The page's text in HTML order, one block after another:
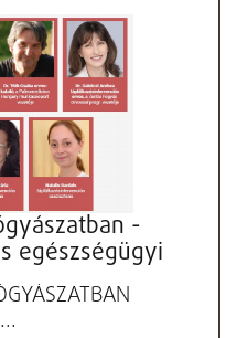
-
egészségügyi